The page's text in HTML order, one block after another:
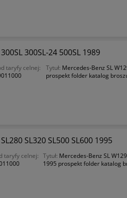
300SL-24 500SL 1989
taryfy celnej:
Tytuł: Mercedes-Benz SL
prospekt folder katalog
SL320 SL500 SL600 1995
taryfy celnej: Tytuł: Mercedes-Benz SL
1995 prospekt folder katalog